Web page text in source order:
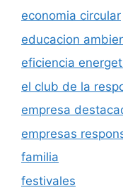
economia circular
educacion
eficiencia
el club de la
empresa
empresas
familia
festivales